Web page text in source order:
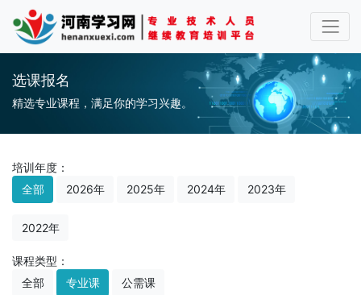
选课报名
精选专业课程，满足你的学习兴趣。
培训年度：
全部
2026年 2025年 2024年 2023年
2022年
课程类型：
全部
专业课 公需课